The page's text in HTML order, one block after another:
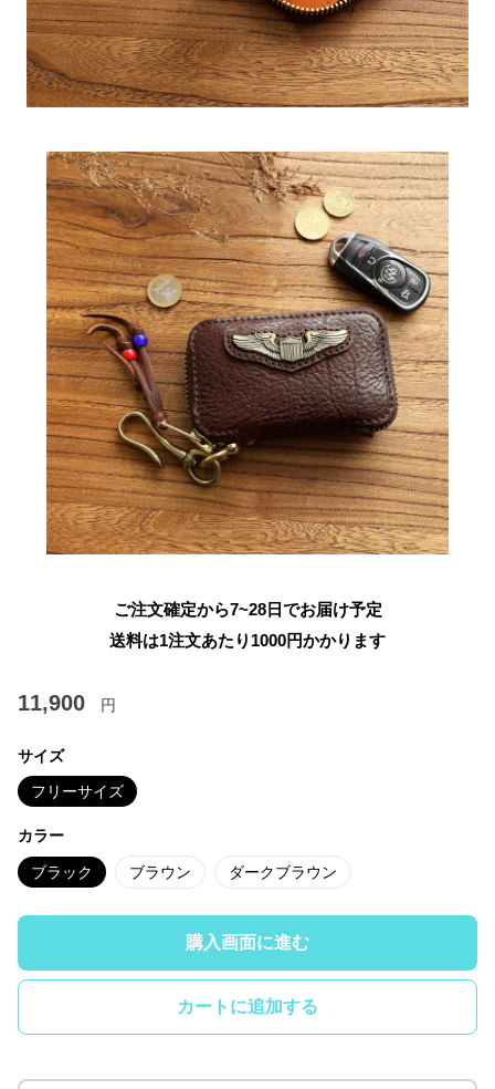
ご注文確定から7~28日でお届け予定
送料は1注文あたり 1000円かかります
11,900 円
サイズ
フリーサイズ
カラー
ブラック ブラウン ダークブラウン
購入画面に進む
カートに追加する